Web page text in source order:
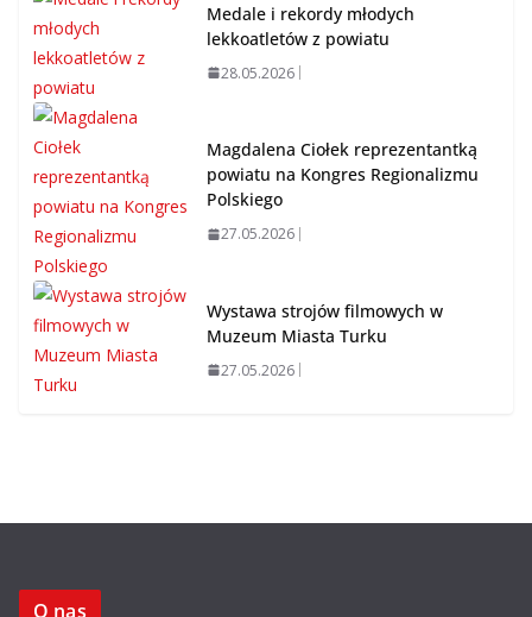
Medale i rekordy młodych
lekkoatletów z powiatu
28.05.2026
Magdalena Ciołek reprezentantką
powiatu na Kongres Regionalizmu
Polskiego
27.05.2026
Wystawa strojów filmowych w
Muzeum Miasta Turku
27.05.2026
O nas